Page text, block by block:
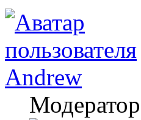
Andrew
Модератор